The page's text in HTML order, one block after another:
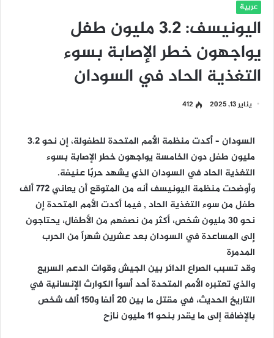
عربية
اليونيسف: 3.2 مليون طفل
يواجهون خطر الإصابة بسوء
التغذية الحاد في السودان
يناير 13, 2025 412
السودان – أكدت منظمة الأمم المتحدة للطفولة، إن نحو 3.2
مليون طفل دون الخامسة يواجهون خطر الإصابة بسوء
التغذية الحاد في السودان الذي يشهد حربًا عنيفة.
وأوضحت منظمة اليونيسف أنه من المتوقع أن يعاني 772 ألف
طفل من سوء التغذية الحاد , فيما أكدت الأمم المتحدة إن
نحو 30 مليون شخص، أكثر من نصفهم من الأطفال، يحتاجون
إلى المساعدة في السودان بعد عشرين شهراً من الحرب
المدمرة
وقد تسبب الصراع الدائر بين الجيش وقوات الدعم السريع
والذي تعتبره الأمم المتحدة أحد أسوأ الكوارث الإنسانية في
التاريخ الحديث، في مقتل ما بين 20 ألفا و150 ألف شخص
بالإضافة إلى ما يقدر بنحو 11 مليون نازح